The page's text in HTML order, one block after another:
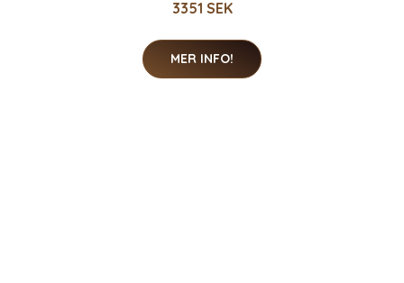
3351 SEK
MER INFO!